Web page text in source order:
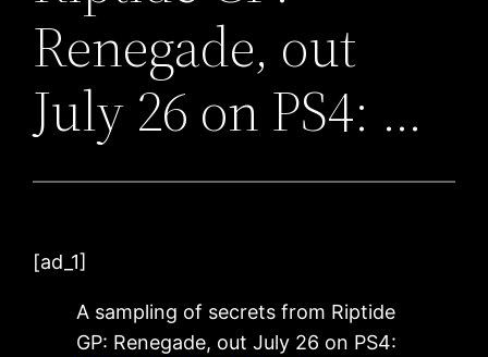
Renegade, out
July 26 on PS4: …
[ad_1]
A sampling of secrets from Riptide
GP: Renegade, out July 26 on PS4: